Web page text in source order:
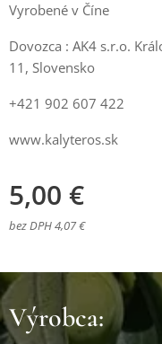
Vyrobené v Číne
Dovozca : AK4 s.r.o.
11, Slovensko
+421 902 607 422
www.kalyteros.sk
5,00 €
bez DPH 4,07 €
Výrobca: